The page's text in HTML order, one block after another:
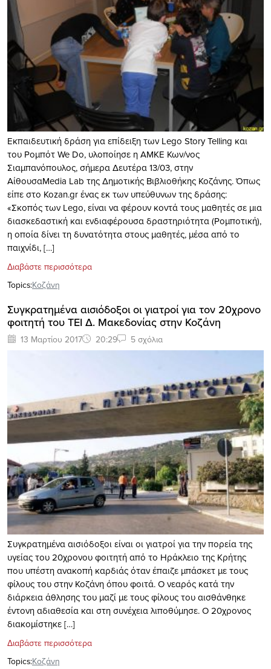
Εκπαιδευτική δράση για επίδειξη των Lego Story Telling και
του Ρομπότ We Do, υλοποίησε η ΑΜΚΕ Κων/νος
Σιαμπανόπουλος, σήμερα Δευτέρα 13/03, στην
ΑίθουσαMedia Lab της Δημοτικής Βιβλιοθήκης Κοζάνης. Όπως
είπε στο Kozan.gr ένας εκ των υπεύθυνων της δράσης:
«Σκοπός των Lego, είναι να φέρουν κοντά τους μαθητές σε μια
διασκεδαστική και ενδιαφέρουσα δραστηριότητα (Ρομποτική),
η οποία δίνει τη δυνατότητα στους μαθητές, μέσα από το
παιχνίδι, […]
Διαβάστε περισσότερα
Topics:Κοζάνη
Συγκρατημένα αισιόδοξοι oι γιατροί για τον 20χρονο
φοιτητή του ΤΕΙ Δ. Μακεδονίας στην Κοζάνη
13 Μαρτίου 2017 20:29 5 σχόλια
Συγκρατημένα αισιόδοξοι είναι οι γιατροί για την πορεία της
υγείας του 20χρονου φοιτητή από το Ηράκλειο της Κρήτης
που υπέστη ανακοπή καρδιάς όταν έπαιζε μπάσκετ με τους
φίλους του στην Κοζάνη όπου φοιτά. Ο νεαρός κατά την
διάρκεια άθλησης του μαζί με τους φίλους του αισθάνθηκε
έντονη αδιαθεσία και στη συνέχεια λιποθύμησε. O 20χρονος
διακομίστηκε […]
Διαβάστε περισσότερα
Topics:Κοζάνη